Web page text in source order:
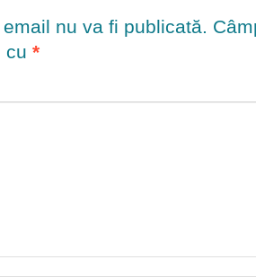
nu va fi publicată.
cu *